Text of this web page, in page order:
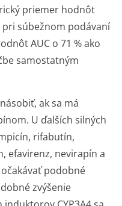
priemer hodnôt
súbežnom podávaní
AUC o 71 % ako
samostatným
ak sa má
U ďalších silných
rifabutín,
efavirenz, nevirapín a
podobné
zvýšenie